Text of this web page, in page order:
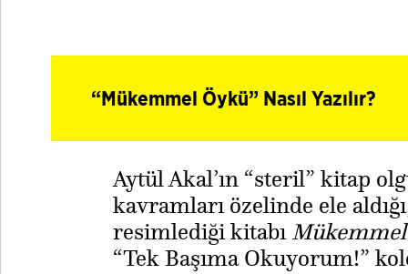
“Mükemmel Öykü” Nasıl Yazılır?
Aytül Akal’ın “steril” kitap
kavramları özelinde ele
resimlediği kitabı
“Tek Başıma Okuyorum!”